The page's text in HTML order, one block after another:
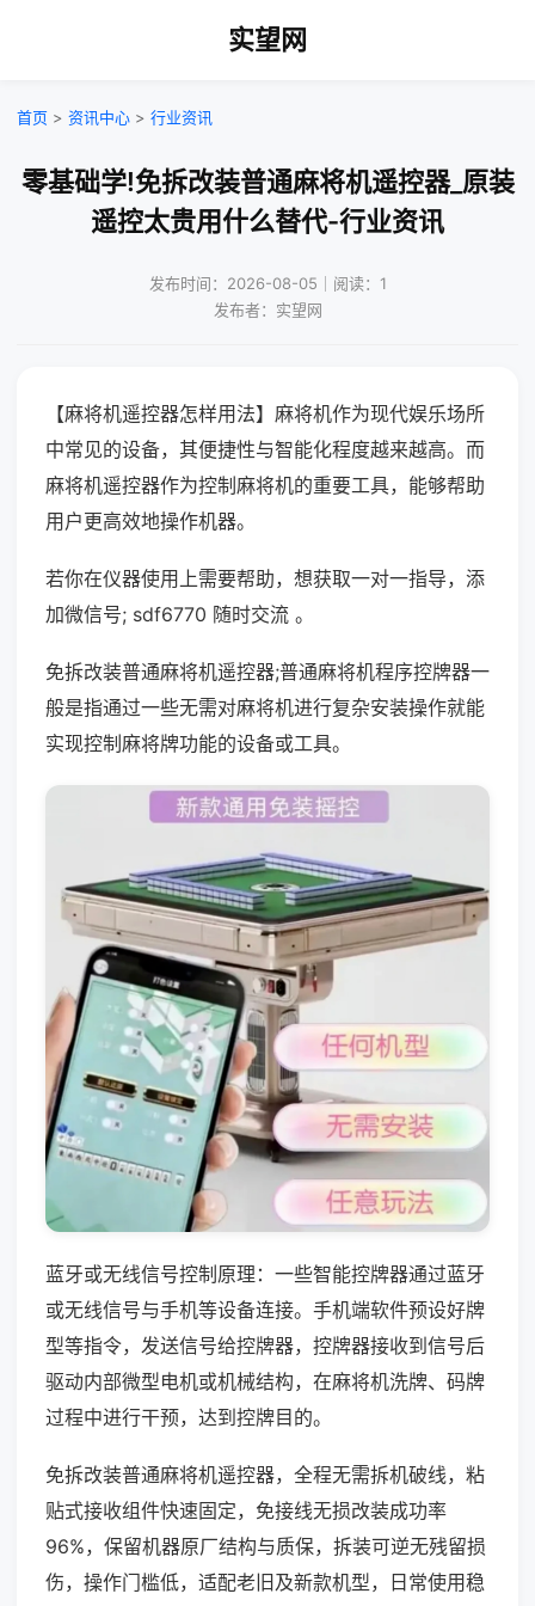
实望网
首页 > 资讯中心 > 行业资讯
零基础学!免拆改装普通麻将机遥控器_原装
遥控太贵用什么替代-行业资讯
发布时间：2026-08-05｜阅读：1
发布者：实望网
【麻将机遥控器怎样用法】麻将机作为现代娱乐场所
中常见的设备，其便捷性与智能化程度越来越高。而
麻将机遥控器作为控制麻将机的重要工具，能够帮助
用户更高效地操作机器。
若你在仪器使用上需要帮助，想获取一对一指导，添
加微信号; sdf6770 随时交流 。
免拆改装普通麻将机遥控器;普通麻将机程序控牌器一
般是指通过一些无需对麻将机进行复杂安装操作就能
实现控制麻将牌功能的设备或工具。
蓝牙或无线信号控制原理：一些智能控牌器通过蓝牙
或无线信号与手机等设备连接。手机端软件预设好牌
型等指令，发送信号给控牌器，控牌器接收到信号后
驱动内部微型电机或机械结构，在麻将机洗牌、码牌
过程中进行干预，达到控牌目的。
免拆改装普通麻将机遥控器，全程无需拆机破线，粘
贴式接收组件快速固定，免接线无损改装成功率
96%，保留机器原厂结构与质保，拆装可逆无残留损
伤，操作门槛低，适配老旧及新款机型，日常使用稳